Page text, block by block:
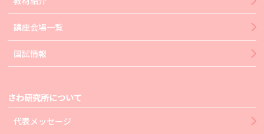
講座会場一覧
国試情報
さわ研究所について
代表メッセージ